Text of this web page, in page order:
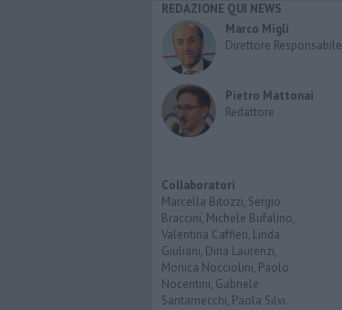
REDAZIONE QUI NEWS
Marco Migli
Direttore Responsabile
Pietro Mattonai
Redattore
Collaboratori
Marcella Bitozzi, Sergio
Braccini, Michele Bufalino,
Valentina Caffieri, Linda
Giuliani, Dina Laurenzi,
Monica Nocciolini, Paolo
Nocentini, Gabriele
Santarnecchi, Paola Silvi.